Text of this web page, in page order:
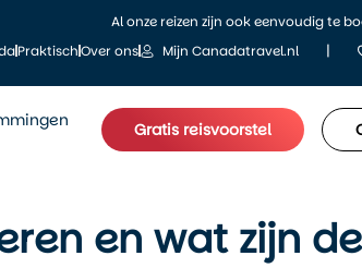
Al onze reizen zijn ook eenvoudig te
PraktischOver ons Mijn Canadatravel.nl |
Gratis reisvoorstel
en wat zijn